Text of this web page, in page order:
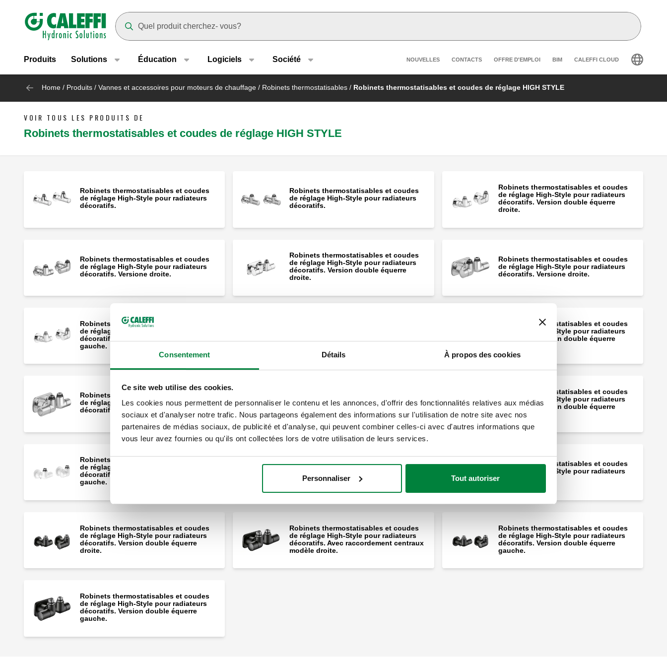
Consentement Détails À propos des cookies
Ce site web utilise des cookies.
Les cookies nous permettent de personnaliser le contenu et les annonces, d'offrir des fonctionnalités relatives aux médias
sociaux et d'analyser notre trafic. Nous partageons également des informations sur l'utilisation de notre site avec nos
partenaires de médias sociaux, de publicité et d'analyse, qui peuvent combiner celles-ci avec d'autres informations que
vous leur avez fournies ou qu'ils ont collectées lors de votre utilisation de leurs services.
Personnaliser Tout autoriser
Header main navigation
Produits Solutions Éducation Logiciels Société Header secondary navigation
NOUVELLES CONTACTS OFFRE D'EMPLOI BIM CALEFFI CLOUD
Home / Produits / Vannes et accessoires pour moteurs de chauffage / Robinets thermostatisables / Robinets thermostatisables et coudes de réglage HIGH STYLE
VOIR TOUS LES PRODUITS DE
Robinets thermostatisables et coudes de réglage HIGH STYLE
Robinets thermostatisables et coudes
de réglage High-Style pour radiateurs
décoratifs.
Robinets thermostatisables et coudes
de réglage High-Style pour radiateurs
décoratifs.
Robinets thermostatisables et coudes
de réglage High-Style pour radiateurs
décoratifs. Version double équerre
droite.
Robinets thermostatisables et coudes
de réglage High-Style pour radiateurs
décoratifs. Versione droite.
Robinets thermostatisables et coudes
de réglage High-Style pour radiateurs
décoratifs. Version double équerre
droite.
Robinets thermostatisables et coudes
de réglage High-Style pour radiateurs
décoratifs. Versione droite.
Robinets thermostatisables et coudes
de réglage High-Style pour radiateurs
décoratifs. Version double équerre
gauche.
décoratifs. Version gauche.
Robinets thermostatisables et coudes
de réglage High-Style pour radiateurs
décoratifs. Version double équerre
Robinets thermostatisables et coudes
de réglage High-Style pour radiateurs
décoratifs. gauche.
de réglage High-Style pour radiateurs
décoratifs.
Robinets thermostatisables et coudes
de réglage High-Style pour radiateurs
décoratifs. Version double équerre
droite.
Robinets thermostatisables et coudes
de réglage High-Style pour radiateurs
décoratifs. Version double équerre
gauche.
de réglage High-Style pour radiateurs
décoratifs. Avec raccordements
centraux. Modèle gauche.
Robinets thermostatisables et coudes
de réglage High-Style pour radiateurs
décoratifs.
Robinets thermostatisables et coudes
de réglage High-Style pour radiateurs
décoratifs. Version double équerre
droite.
Robinets thermostatisables et coudes
de réglage High-Style pour radiateurs
décoratifs. Avec raccordement centraux
modèle droite.
Robinets thermostatisables et coudes
de réglage High-Style pour radiateurs
décoratifs. Version double équerre
gauche.
Robinets thermostatisables et coudes
de réglage High-Style pour radiateurs
décoratifs. Version double équerre
gauche.